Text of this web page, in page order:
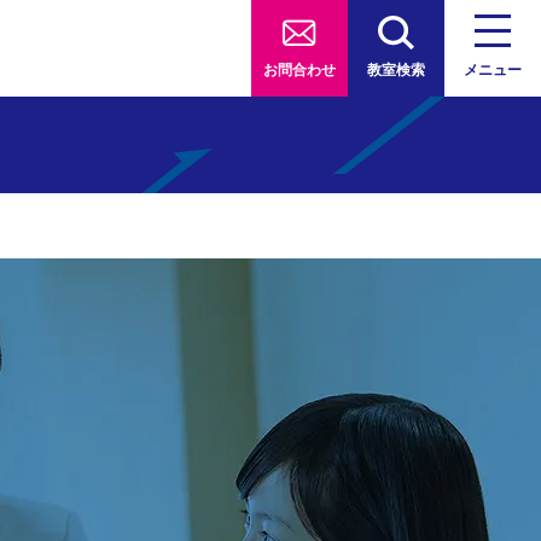
お問合わせ 教室検索 メニュー